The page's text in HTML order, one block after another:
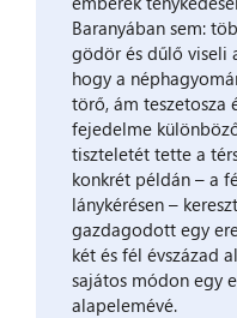
Baranyában sem:
gödör és dűlő viseli
hogy a
törő, ám teszetosza
fejedelme
tiszteletét tette a
konkrét példán – a
lánykérésen –
gazdagodott egy
két és fél évszázad
sajátos módon egy
alapelemévé.